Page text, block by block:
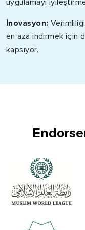
uygulamayı
İnovasyon: Verimliliği
en aza indirmek için
kapsıyor.